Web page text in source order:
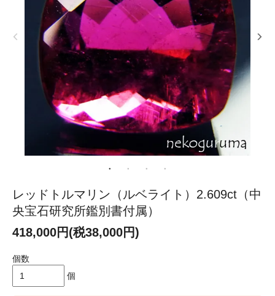
レッドトルマリン（ルベライト）2.609ct（中
央宝石研究所鑑別書付属）
418,000円(税38,000円)
個数
個